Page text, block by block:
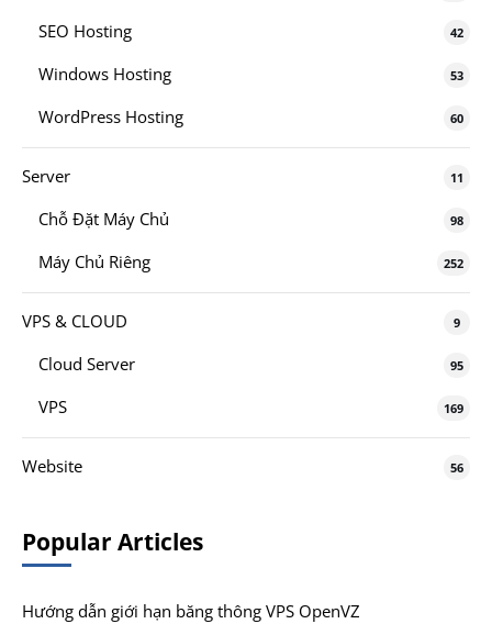
SEO Hosting 42
Windows Hosting 53
WordPress Hosting 60
Server 11
Chỗ Đặt Máy Chủ 98
Máy Chủ Riêng 252
VPS & CLOUD 9
Cloud Server 95
VPS 169
Website 56
Popular Articles
Hướng dẫn giới hạn băng thông VPS OpenVZ